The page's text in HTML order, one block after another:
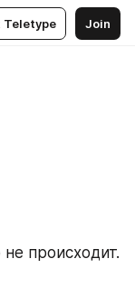
Teletype Join
происходит.